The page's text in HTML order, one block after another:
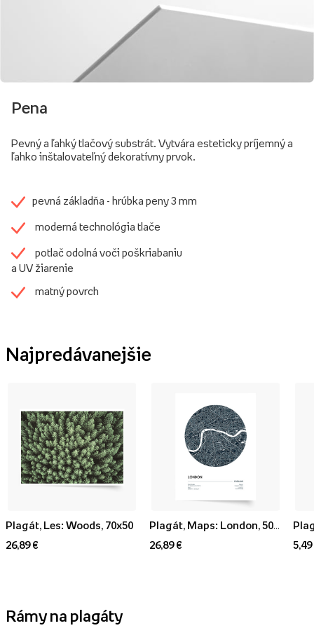
Pena
Pevný a ľahký tlačový substrát. Vytvára esteticky príjemný a
ľahko inštalovateľný dekoratívny prvok.
pevná základňa - hrúbka peny 3 mm
moderná technológia tlače
potlač odolná voči poškriabaniu
a UV žiarenie
matný povrch
Najpredávanejšie
Plagát, Les: Woods, 70x50
26,89 €
26,89 €
5,49
Rámy na plagáty